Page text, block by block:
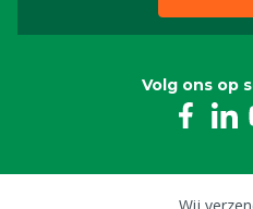
Volg ons op